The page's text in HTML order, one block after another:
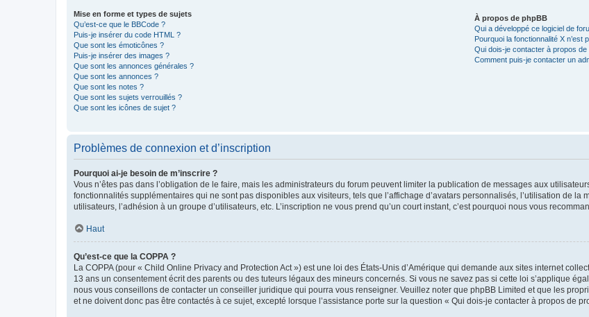
Mise en forme et types de sujets
Qu’est-ce que le BBCode ?
Puis-je insérer du code HTML ?
Que sont les émoticônes ?
Puis-je insérer des images ?
Que sont les annonces générales ?
Que sont les annonces ?
Que sont les notes ?
Que sont les sujets verrouillés ?
Que sont les icônes de sujet ?
À propos de phpBB
Qui a développé ce logiciel de
Pourquoi la fonctionnalité X n’est
Qui dois-je contacter à propos de
Comment puis-je contacter un
Problèmes de connexion et d’inscription
Pourquoi ai-je besoin de m’inscrire ?
Vous n’êtes pas dans l’obligation de le faire, mais les administrateurs du forum peuvent limiter la publication de messages aux
fonctionnalités supplémentaires qui ne sont pas disponibles aux visiteurs, tels que l’affichage d’avatars personnalisés, l’utilisation de
utilisateurs, l’adhésion à un groupe d’utilisateurs, etc. L’inscription ne vous prend qu’un court instant, c’est pourquoi nous vous
Haut
Qu’est-ce que la COPPA ?
La COPPA (pour « Child Online Privacy and Protection Act ») est une loi des États-Unis d’Amérique qui demande aux sites internet
13 ans un consentement écrit des parents ou des tuteurs légaux des mineurs concernés. Si vous ne savez pas si cette loi s’applique
nous vous conseillons de contacter un conseiller juridique qui pourra vous renseigner. Veuillez noter que phpBB Limited et que les
et ne doivent donc pas être contactés à ce sujet, excepté lorsque l’assistance porte sur la question « Qui dois-je contacter à propos de